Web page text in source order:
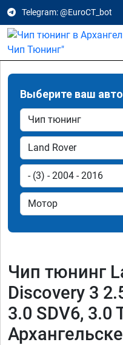
Telegram: @EuroCT_bot
Выберите ваш
Чип тюнинг
Discovery 3
3.0 SDV6, 3.0
Архангельске